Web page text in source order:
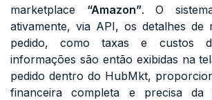
marketplace “Amazon”. O
ativamente, via API, os detalhes de
pedido, como taxas e custos
informações são então exibidas na
pedido dentro do HubMkt,
financeira completa e precisa da